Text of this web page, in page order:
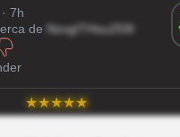
· 7h
de
NzvgITHsu259I